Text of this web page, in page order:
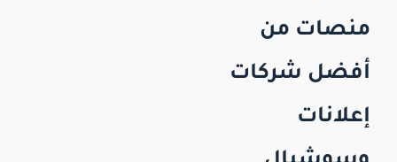
منصات من
أفضل شركات
إعلانات